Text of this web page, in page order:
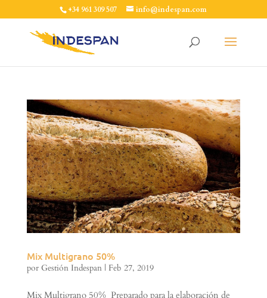
+34 961 309 507 info@indespan.com
Mix Multigrano 50%
por Gestión Indespan| Feb 27, 2019
Mix Multigrano 50% Preparado para la elaboración de